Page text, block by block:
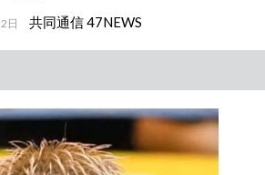
日 共同通信 47NEWS